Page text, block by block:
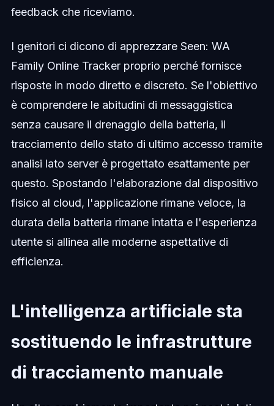
feedback che riceviamo.
I genitori ci dicono di apprezzare Seen: WA
Family Online Tracker proprio perché fornisce
risposte in modo diretto e discreto. Se l'obiettivo
è comprendere le abitudini di messaggistica
senza causare il drenaggio della batteria, il
tracciamento dello stato di ultimo accesso tramite
analisi lato server è progettato esattamente per
questo. Spostando l'elaborazione dal dispositivo
fisico al cloud, l'applicazione rimane veloce, la
durata della batteria rimane intatta e l'esperienza
utente si allinea alle moderne aspettative di
efficienza.
L'intelligenza artificiale sta
sostituendo le infrastrutture
di tracciamento manuale